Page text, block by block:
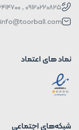
09120220825 , 02166414700
info@toorball.com
نماد های اعتماد
شبکه‌های اجتماعی